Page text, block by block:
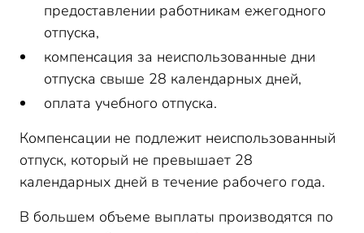
предоставлении работникам ежегодного
отпуска,
компенсация за неиспользованные дни
отпуска свыше 28 календарных дней,
оплата учебного отпуска.
Компенсации не подлежит неиспользованный
отпуск, который не превышает 28
календарных дней в течение рабочего года.
В большем объеме выплаты производятся по